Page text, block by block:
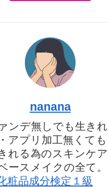
nanana
ンデ無しでも生きれ
アプリ加工無くても
れる為のスキンケア
ースメイクの全て。
粧品成分検定１級